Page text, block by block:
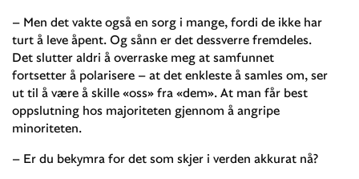
– Men det vakte også en sorg i mange, fordi de ikke har
turt å leve åpent. Og sånn er det dessverre fremdeles.
Det slutter aldri å overraske meg at samfunnet
fortsetter å polarisere – at det enkleste å samles om, ser
ut til å være å skille «oss» fra «dem». At man får best
oppslutning hos majoriteten gjennom å angripe
minoriteten.
– Er du bekymra for det som skjer i verden akkurat nå?